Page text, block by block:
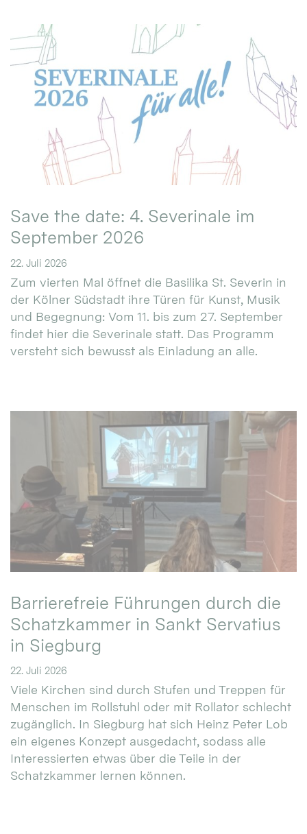
Save the date: 4. Severinale im
September 2026
22. Juli 2026
Zum vierten Mal öffnet die Basilika St. Severin in
der Kölner Südstadt ihre Türen für Kunst, Musik
und Begegnung: Vom 11. bis zum 27. September
findet hier die Severinale statt. Das Programm
versteht sich bewusst als Einladung an alle.
Barrierefreie Führungen durch die
Schatzkammer in Sankt Servatius
in Siegburg
22. Juli 2026
Viele Kirchen sind durch Stufen und Treppen für
Menschen im Rollstuhl oder mit Rollator schlecht
zugänglich. In Siegburg hat sich Heinz Peter Lob
ein eigenes Konzept ausgedacht, sodass alle
Interessierten etwas über die Teile in der
Schatzkammer lernen können.